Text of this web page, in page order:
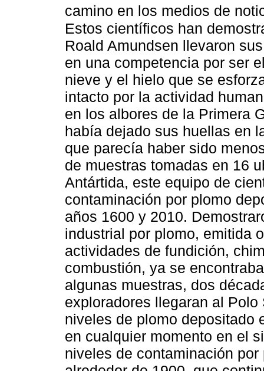
camino en los medios de
Estos científicos han
Roald Amundsen llevaron
en una competencia por ser
nieve y el hielo que se
intacto por la actividad
en los albores de la Primera
había dejado sus huellas en
que parecía haber sido
de muestras tomadas en 16
Antártida, este equipo de
contaminación por plomo
años 1600 y 2010.
industrial por plomo, emitida
actividades de fundición,
combustión, ya se
algunas muestras, dos
exploradores llegaran al
niveles de plomo depositado
en cualquier momento en el
niveles de contaminación